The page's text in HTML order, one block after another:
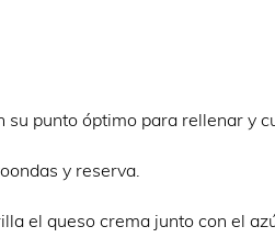
su punto óptimo para rellenar y
y reserva.
el queso crema junto con el